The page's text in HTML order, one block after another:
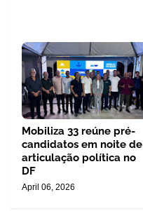
Mobiliza 33 reúne pré-
candidatos em noite de
articulação política no
DF
April 06, 2026